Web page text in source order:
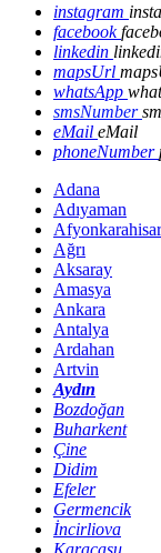
instagram
facebook
linkedin
mapsUrl
whatsApp
smsNumber
eMail eMail
phoneNumber
Adana
Adıyaman
Afyonkarahisar
Ağrı
Aksaray
Amasya
Ankara
Antalya
Ardahan
Artvin
Aydın
Bozdoğan
Buharkent
Çine
Didim
Efeler
Germencik
İncirliova
Karacasu